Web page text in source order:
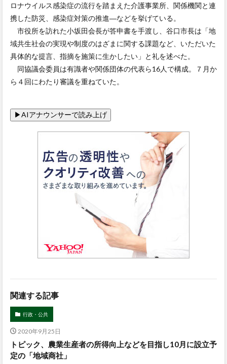
ロナウイルス感染症の流行を踏まえた介護事業所、関係機関と連
携した防災、感染症対策の推進―などを挙げている。
市役所を訪れた小坂田会長が答申書を手渡し、谷口市長は「地
域共生社会の実現や制度のはざまに関する課題など、いただいた
具体的な提言、指摘を施策に生かしたい」と礼を述べた。
同協議会委員は有識者や関係団体の代表ら16人で構成。７月か
ら４回にわたり審議を重ねていた。
関連する記事
行政・公共
2020年9月25日
トピック、農業生産者の所得向上などを目指し10月に設立予
定の「地域商社」